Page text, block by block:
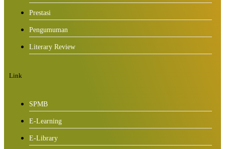
Prestasi
Pengumuman
Literary Review
Link
SPMB
E-Learning
E-Library